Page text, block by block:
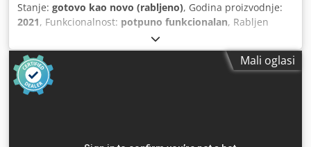
Stanje: gotovo kao novo (rabljeno), Godina proizvodnje:
2021, Funkcionalnost: potpuno funkcionalan, Rabljen
sušač hladnim zrakom Atlas Copco FD310 6,48 m³/min 14
bara Djdpfx Aszkvbpschekr Godina proizvodnje 2021.
Mali oglasi